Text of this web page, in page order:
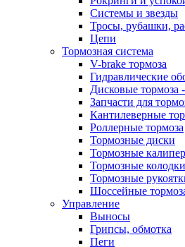
Системы и звезды
Тросы, рубашки,
Цепи
Тормозная система
V-brake тормоза
Гидравлические
Дисковые тормоза
Запчасти для
Кантилеверные
Роллерные тормоза
Тормозные диски
Тормозные
Тормозные колодки
Тормозные
Шоссейные
Управление
Выносы
Грипсы, обмотка
Пеги